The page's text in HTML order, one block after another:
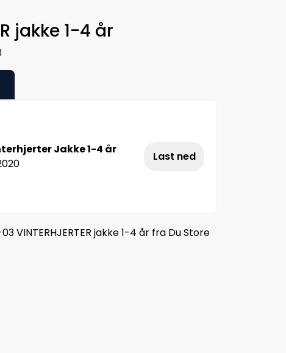
jakke 1-4 år
Jakke 1-4 år
Last ned
VINTERHJERTER jakke 1-4 år fra Du Store